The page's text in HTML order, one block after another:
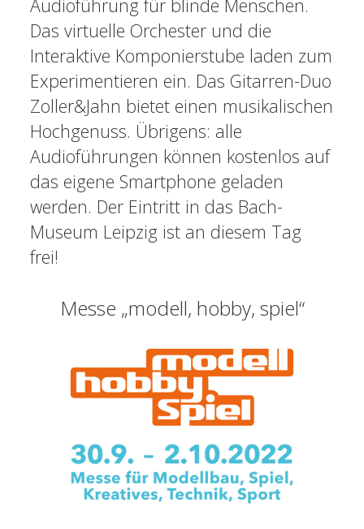
Audioführung für blinde Menschen.
Das virtuelle Orchester und die
Interaktive Komponierstube laden zum
Experimentieren ein. Das Gitarren-Duo
Zoller&Jahn bietet einen musikalischen
Hochgenuss. Übrigens: alle
Audioführungen können kostenlos auf
das eigene Smartphone geladen
werden. Der Eintritt in das Bach-
Museum Leipzig ist an diesem Tag
frei!
Messe „modell, hobby, spiel“